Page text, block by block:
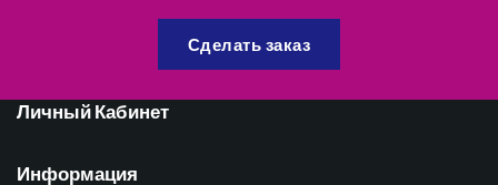
Сделать заказ
Личный Кабинет
Информация